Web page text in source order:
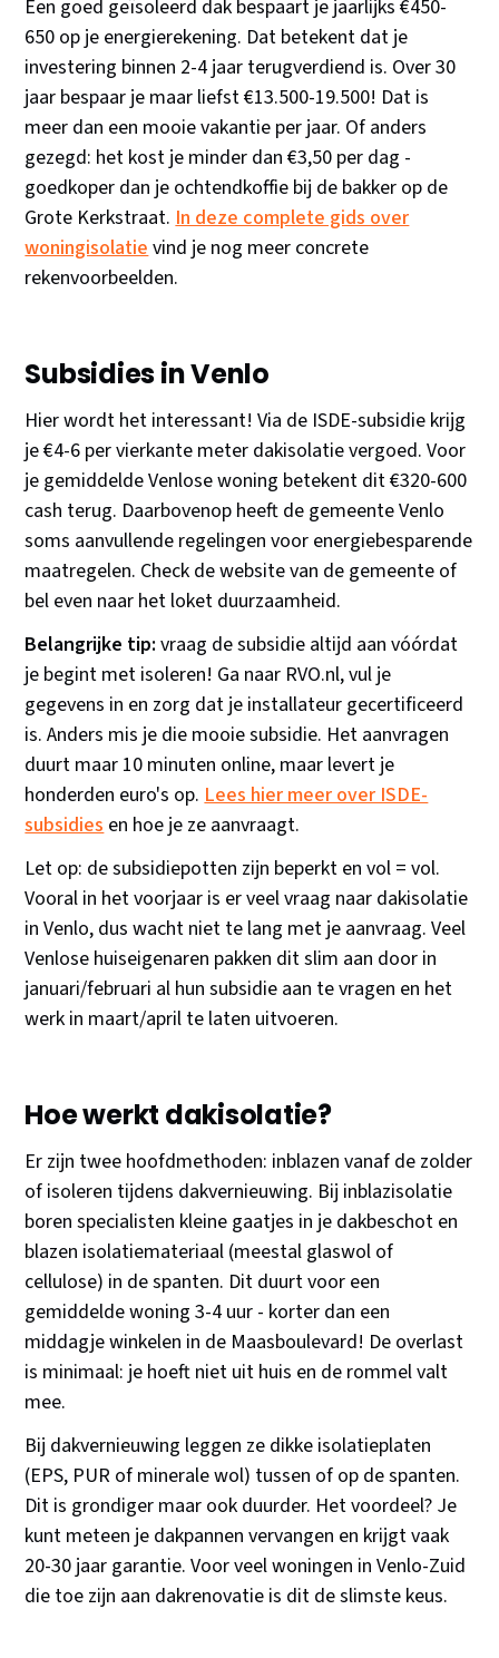
Een goed geïsoleerd dak bespaart je jaarlijks €450-
650 op je energierekening. Dat betekent dat je
investering binnen 2-4 jaar terugverdiend is. Over 30
jaar bespaar je maar liefst €13.500-19.500! Dat is
meer dan een mooie vakantie per jaar. Of anders
gezegd: het kost je minder dan €3,50 per dag -
goedkoper dan je ochtendkoffie bij de bakker op de
Grote Kerkstraat.In deze complete gids over
woningisolatievind je nog meer concrete
rekenvoorbeelden.
Subsidies in Venlo
Hier wordt het interessant! Via de ISDE-subsidie krijg
je €4-6 per vierkante meter dakisolatie vergoed. Voor
je gemiddelde Venlose woning betekent dit €320-600
cash terug. Daarbovenop heeft de gemeente Venlo
soms aanvullende regelingen voor energiebesparende
maatregelen. Check de website van de gemeente of
bel even naar het loket duurzaamheid.
Belangrijke tip: vraag de subsidie altijd aan vóórdat
je begint met isoleren! Ga naar RVO.nl, vul je
gegevens in en zorg dat je installateur gecertificeerd
is. Anders mis je die mooie subsidie. Het aanvragen
duurt maar 10 minuten online, maar levert je
honderden euro's op.Lees hier meer over ISDE-
subsidiesen hoe je ze aanvraagt.
Let op: de subsidiepotten zijn beperkt en vol = vol.
Vooral in het voorjaar is er veel vraag naar dakisolatie
in Venlo, dus wacht niet te lang met je aanvraag. Veel
Venlose huiseigenaren pakken dit slim aan door in
januari/februari al hun subsidie aan te vragen en het
werk in maart/april te laten uitvoeren.
Hoe werkt dakisolatie?
Er zijn twee hoofdmethoden: inblazen vanaf de zolder
of isoleren tijdens dakvernieuwing. Bij inblazisolatie
boren specialisten kleine gaatjes in je dakbeschot en
blazen isolatiemateriaal (meestal glaswol of
cellulose) in de spanten. Dit duurt voor een
gemiddelde woning 3-4 uur - korter dan een
middagje winkelen in de Maasboulevard! De overlast
is minimaal: je hoeft niet uit huis en de rommel valt
mee.
Bij dakvernieuwing leggen ze dikke isolatieplaten
(EPS, PUR of minerale wol) tussen of op de spanten.
Dit is grondiger maar ook duurder. Het voordeel? Je
kunt meteen je dakpannen vervangen en krijgt vaak
20-30 jaar garantie. Voor veel woningen in Venlo-Zuid
die toe zijn aan dakrenovatie is dit de slimste keus.